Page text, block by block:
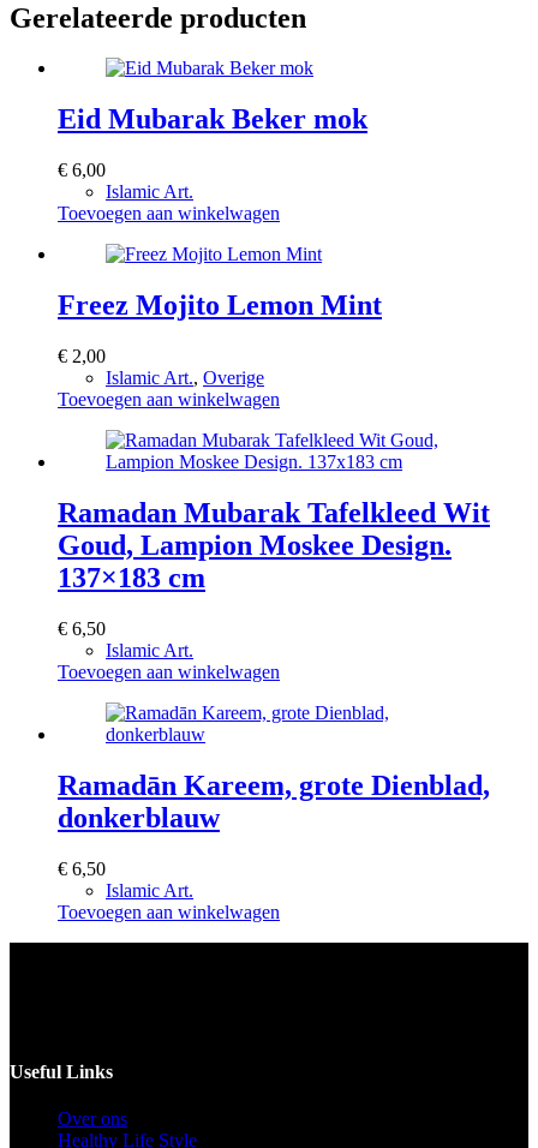
Gerelateerde producten
Eid Mubarak Beker mok
€ 6,00
Islamic Art.
Toevoegen aan winkelwagen
Freez Mojito Lemon Mint
€ 2,00
Islamic Art., Overige
Toevoegen aan winkelwagen
Ramadan Mubarak Tafelkleed Wit
Goud, Lampion Moskee Design.
137×183 cm
€ 6,50
Islamic Art.
Toevoegen aan winkelwagen
Ramadān Kareem, grote Dienblad,
donkerblauw
€ 6,50
Islamic Art.
Toevoegen aan winkelwagen
Useful Links
Over ons
Healthy Life Style